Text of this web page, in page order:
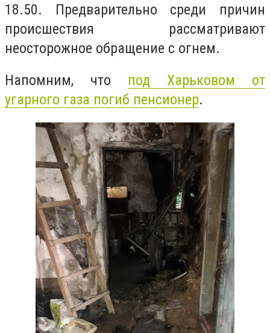
18.50. Предварительно среди причин
происшествия рассматривают
неосторожное обращение с огнем.
Напомним, что под Харьковом от
угарного газа погиб пенсионер.